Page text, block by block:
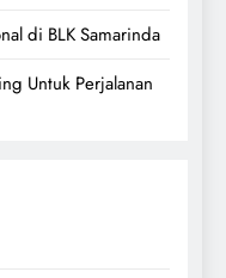
di BLK Samarinda
Untuk Perjalanan